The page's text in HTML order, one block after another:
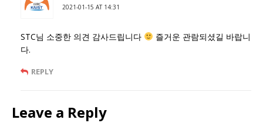
2021-01-15 AT 14:31
STC님 소중한 의견 감사드립니다
즐거운 관람되셨길 바랍니
다.
REPLY
Leave a Reply